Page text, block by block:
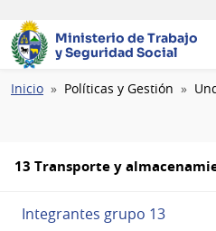
Ministerio de Trabajo
y Seguridad Social
Ruta
Inicio Políticas y Gestión
13 Transporte y
Integrantes grupo 13